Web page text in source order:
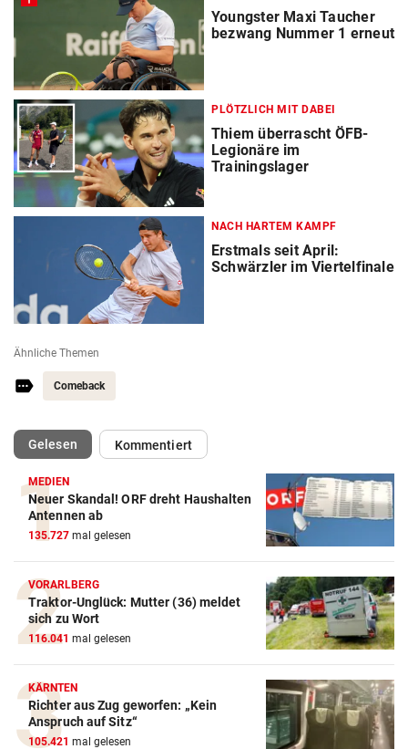
Youngster Maxi Taucher
bezwang Nummer 1 erneut
PLÖTZLICH MIT DABEI
Thiem überrascht ÖFB-
Legionäre im
Trainingslager
NACH HARTEM KAMPF
Erstmals seit April:
Schwärzler im Viertelfinale
Ähnliche Themen
Comeback
Gelesen(ausgewählt)Kommentiert
MEDIEN
Neuer Skandal! ORF dreht Haushalten
Antennen ab
135.727 mal gelesen
VORARLBERG
Traktor-Unglück: Mutter (36) meldet
sich zu Wort
116.041 mal gelesen
KÄRNTEN
Richter aus Zug geworfen: „Kein
Anspruch auf Sitz“
105.421 mal gelesen
Action-Cam Vergleich
ZUM VERGLEICH
Crosstrainer Vergleich
ZUM VERGLEICH
E-Bike Vergleich
Elektro-Scooter Vergleich
ZUM VERGLEICH